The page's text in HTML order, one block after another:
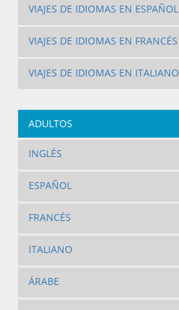
VIAJES DE IDIOMAS EN ESPAÑOL
VIAJES DE IDIOMAS EN FRANCÉS
VIAJES DE IDIOMAS EN ITALIANO
ADULTOS
INGLÉS
ESPAÑOL
FRANCÉS
ITALIANO
ÁRABE